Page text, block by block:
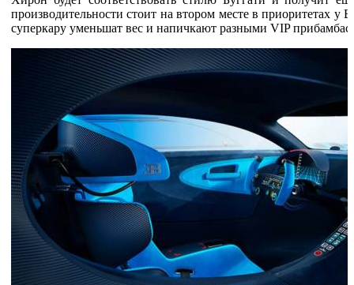
производительности стоит на втором месте в приоритетах у
суперкару уменьшат вес и напичкают разными VIP